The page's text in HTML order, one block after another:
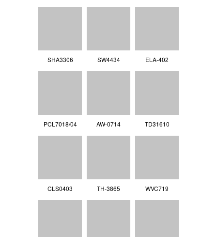
SHA3306 SW4434 ELA-402
PCL7018/04 AW-0714 TD31610
CLS0403 TH-3865 WVC719